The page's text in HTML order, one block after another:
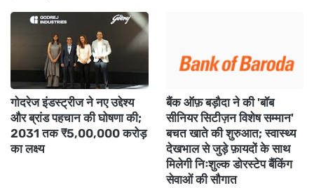
गोदरेज इंडस्ट्रीज ने नए उद्देश्य
और ब्रांड पहचान की घोषणा की;
2031 तक ₹5,00,000 करोड़
का लक्ष्य
बैंक ऑफ़ बड़ौदा ने की 'बॉब
सीनियर सिटीज़न विशेष सम्मान'
बचत खाते की शुरुआत; स्वास्थ्य
देखभाल से जुड़े फ़ायदों के साथ
मिलेगी निःशुल्क डोरस्टेप बैंकिंग
सेवाओं की सौगात